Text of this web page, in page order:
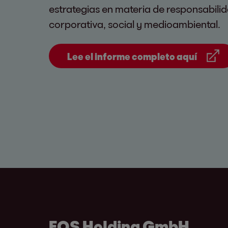
estrategias en materia de
corporativa, social y medioambiental.
Lee el informe completo aquí